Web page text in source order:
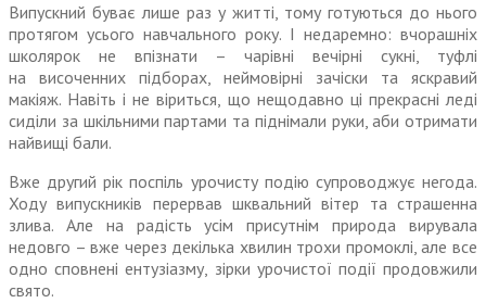
Випускний буває лише раз у житті, тому готуються до нього
протягом усього навчального року. І недаремно: вчорашніх
школярок не впізнати – чарівні вечірні сукні, туфлі
на височенних підборах, неймовірні зачіски та яскравий
макіяж. Навіть і не віриться, що нещодавно ці прекрасні леді
сиділи за шкільними партами та піднімали руки, аби отримати
найвищі бали.
Вже другий рік поспіль урочисту подію супроводжує негода.
Ходу випускників перервав шквальний вітер та страшенна
злива. Але на радість усім присутнім природа вирувала
недовго – вже через декілька хвилин трохи промоклі, але все
одно сповнені ентузіазму, зірки урочистої події продовжили
свято.